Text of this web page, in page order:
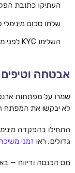
העתיקו כתובת
שלחו סכום
השלימו KYC לפני משיכה ראשונה
אבטחה וטיפים
שמרו על מפתחות
לא יבקשו את המפתח
התחילו בהפקדה
גדולים. ראו זמני
מס הכנסה ודיווח —